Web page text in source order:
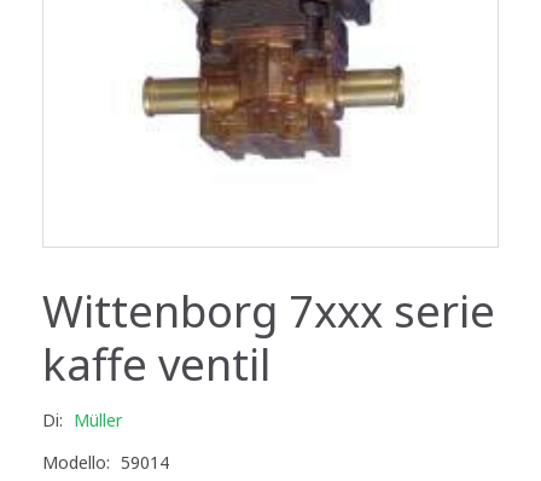
Wittenborg 7xxx serie
kaffe ventil
Di: Müller
Modello: 59014